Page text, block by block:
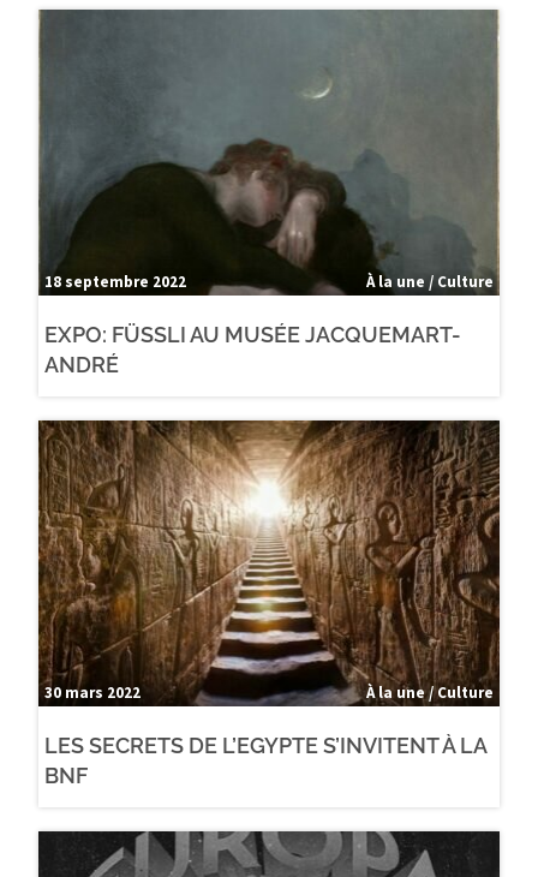
18 septembre 2022 À la une / Culture
EXPO: FÜSSLI AU MUSÉE JACQUEMART-
ANDRÉ
30 mars 2022 À la une / Culture
LES SECRETS DE L’EGYPTE S’INVITENT À LA
BNF